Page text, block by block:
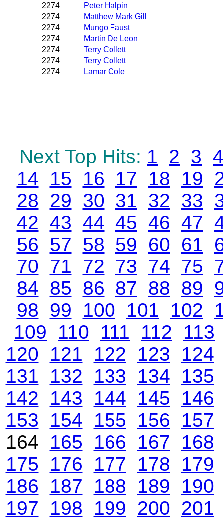
2274
Peter Halpin
2274
Matthew Mark Gill
2274
Mungo Faust
2274
Martin De Leon
2274
Terry Collett
2274
Terry Collett
2274
Lamar Cole
Next Top Hits: 1 2 3 4
14
15 16 17 18 19
28
29 30 31 32 33
42 43 44 45 46 47
56 57 58 59 60 61
70 71 72 73 74 75
84 85 86 87 88 89
98 99 100 101 102
109
110 111 112
113
120
121 122 123
124
131
132 133 134
135
142
143 144 145
146
153
154 155 156
157
164 165 166 167
168
175
176 177 178
179
186
187 188 189
190
197
198 199 200 201